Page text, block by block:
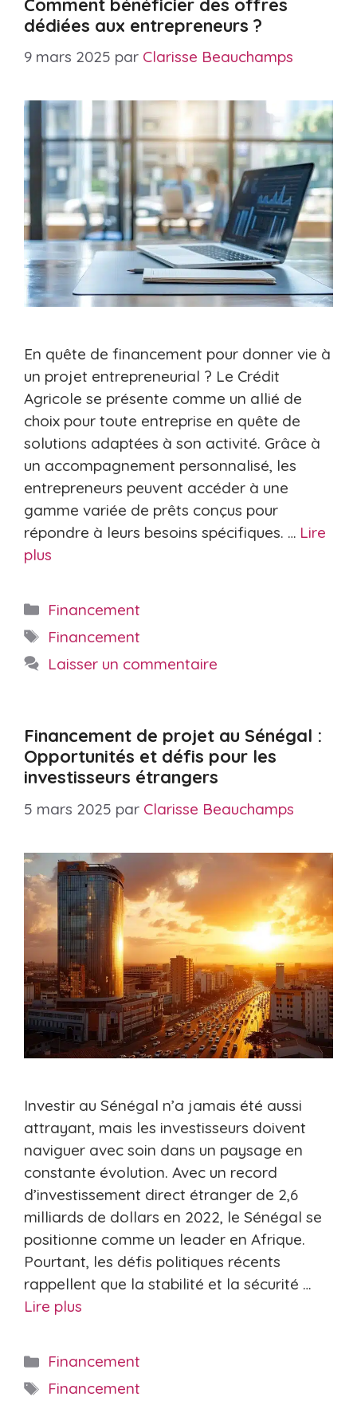
Comment bénéficier des offres
dédiées aux entrepreneurs ?
9 mars 2025 par Clarisse Beauchamps
En quête de financement pour donner vie à
un projet entrepreneurial ? Le Crédit
Agricole se présente comme un allié de
choix pour toute entreprise en quête de
solutions adaptées à son activité. Grâce à
un accompagnement personnalisé, les
entrepreneurs peuvent accéder à une
gamme variée de prêts conçus pour
répondre à leurs besoins spécifiques. … Lire
plus
Catégories
Financement
Étiquettes
Financement
Laisser un commentaire
Financement de projet au Sénégal :
Opportunités et défis pour les
investisseurs étrangers
5 mars 2025 par Clarisse Beauchamps
Investir au Sénégal n’a jamais été aussi
attrayant, mais les investisseurs doivent
naviguer avec soin dans un paysage en
constante évolution. Avec un record
d’investissement direct étranger de 2,6
milliards de dollars en 2022, le Sénégal se
positionne comme un leader en Afrique.
Pourtant, les défis politiques récents
rappellent que la stabilité et la sécurité …
Lire plus
Catégories
Financement
Étiquettes
Financement